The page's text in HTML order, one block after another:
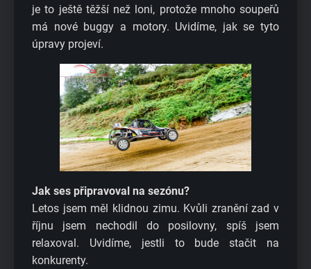
je to ještě těžší než loni, protože mnoho soupeřů
má nové buggy a motory. Uvidíme, jak se tyto
úpravy projeví.
Jak ses připravoval na sezónu?
Letos jsem měl klidnou zimu. Kvůli zranění zad v
říjnu jsem nechodil do posilovny, spíš jsem
relaxoval. Uvidíme, jestli to bude stačit na
konkurenty.